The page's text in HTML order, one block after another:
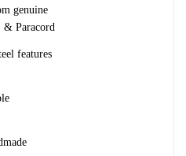
genuine
Paracord
features